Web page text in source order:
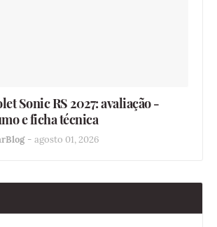
Sonic RS 2027: avaliação -
e ficha técnica
- agosto 01, 2026